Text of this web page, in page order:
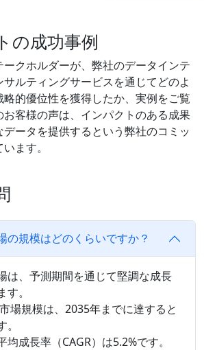
の成功事例
クホルダーが、弊社のデータインテ
ルティングサービスを通じてどのよ
略的優位性を獲得したか、実例をご覧
お客様の声は、インパクトのある成果
ータを提供するという弊社のコミッ
ます。
の規模はどのくらいですか？
は、予測期間を通じて堅調な成長
。
場規模は、2035年までに達すると
成長率（CAGR）は5.2%です。